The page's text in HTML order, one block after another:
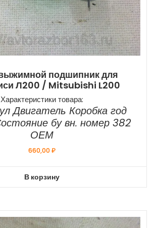
подшипник для
Л200 / Mitsubishi L200
Характеристики товара:
Двигатель Коробка год
бу вн. номер 382
ОЕМ
660,00₽
В корзину